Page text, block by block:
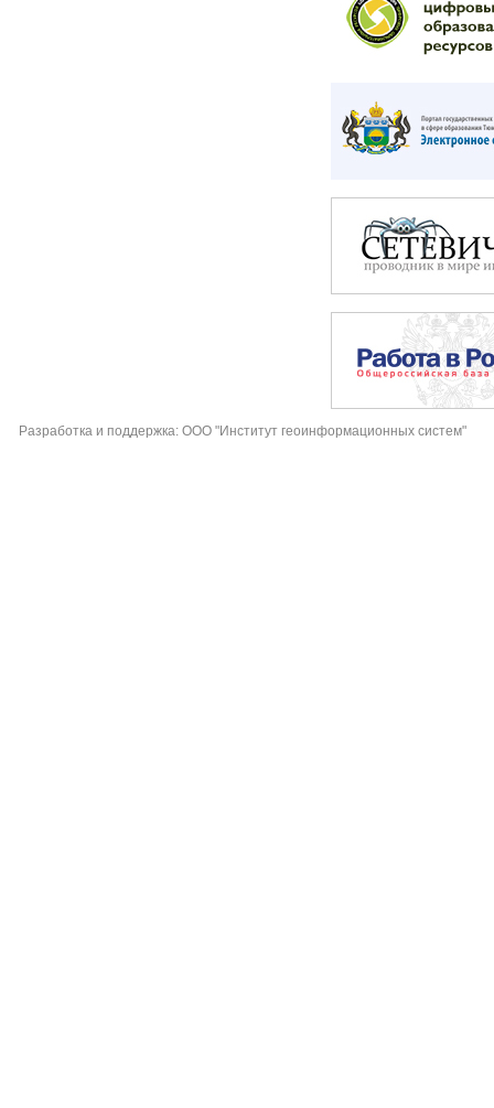
Разработка и поддержка: ООО "Институт геоинформационных систем"